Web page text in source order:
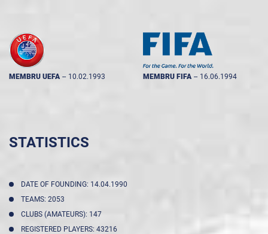
MEMBRU UEFA -- 10.02.1993 MEMBRU FIFA -- 16.06.1994
STATISTICS
DATE OF FOUNDING: 14.04.1990
TEAMS: 2053
CLUBS (AMATEURS): 147
REGISTERED PLAYERS: 43216